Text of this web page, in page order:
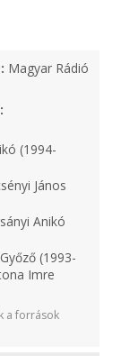
Magyar Rádió
(1994-
János
Anikó
(1993-
Imre
a források